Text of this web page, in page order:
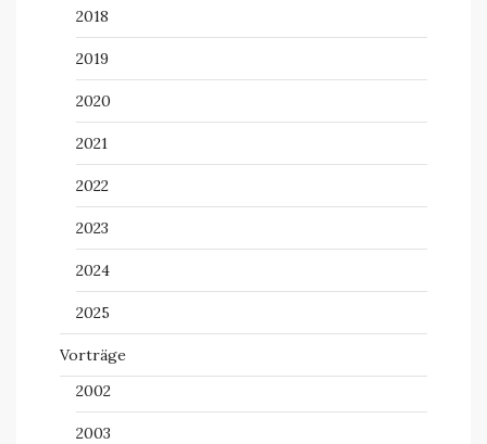
2018
2019
2020
2021
2022
2023
2024
2025
Vorträge
2002
2003